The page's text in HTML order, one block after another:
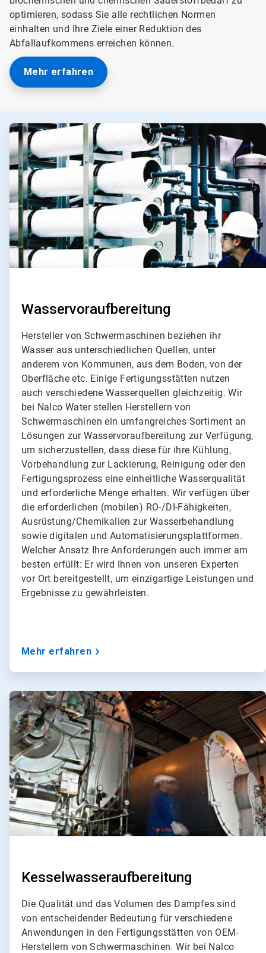
optimieren, sodass Sie alle rechtlichen Normen
einhalten und Ihre Ziele einer Reduktion des
Abfallaufkommens erreichen können.
Mehr erfahren
A
t
i
c
e
T
l
e
v
Wasservoraufbereitung
Hersteller von Schwermaschinen beziehen ihr
Wasser aus unterschiedlichen Quellen, unter
anderem von Kommunen, aus dem Boden, von der
Oberfläche etc. Einige Fertigungsstätten nutzen
auch verschiedene Wasserquellen gleichzeitig. Wir
bei Nalco Water stellen Herstellern von
Schwermaschinen ein umfangreiches Sortiment an
Lösungen zur Wasservoraufbereitung zur Verfügung,
um sicherzustellen, dass diese für ihre Kühlung,
Vorbehandlung zur Lackierung, Reinigung oder den
Fertigungsprozess eine einheitliche Wasserqualität
und erforderliche Menge erhalten. Wir verfügen über
die erforderlichen (mobilen) RO-/DI-Fähigkeiten,
Ausrüstung/Chemikalien zur Wasserbehandlung
sowie digitalen und Automatisierungsplattformen.
Welcher Ansatz Ihre Anforderungen auch immer am
besten erfüllt: Er wird Ihnen von unseren Experten
vor Ort bereitgestellt, um einzigartige Leistungen und
Ergebnisse zu gewährleisten.
Mehr erfahren
A
r
i
c
l
e
T
i
l
e
2
Kesselwasseraufbereitung
Die Qualität und das Volumen des Dampfes sind
von entscheidender Bedeutung für verschiedene
Anwendungen in den Fertigungsstätten von OEM-
Herstellern von Schwermaschinen. Wir bei Nalco